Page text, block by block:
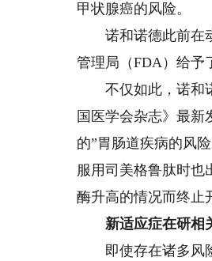
甲状腺癌的风险。
诺和诺德此前在动
管理局（FDA）给予
不仅如此，诺和诺
国医学会杂志》最新
的”胃肠道疾病的风
服用司美格鲁肽时也
酶升高的情况而终止
新适应症在研相
即使存在诸多风险